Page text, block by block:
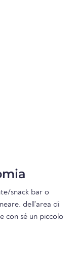
snack bar o
dell'area di
con sé un piccolo